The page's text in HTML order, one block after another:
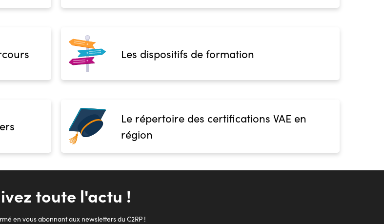
Les dispositifs de formation
Le répertoire des certifications VAE en
région
toute l'actu !
en vous abonnant aux newsletters du C2RP !